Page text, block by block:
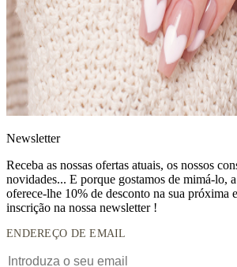
Newsletter
Receba as nossas ofertas atuais, os nossos
novidades... E porque gostamos de mimá-lo, a
oferece-lhe 10% de desconto na sua próxima
inscrição na nossa newsletter !
ENDEREÇO DE EMAIL